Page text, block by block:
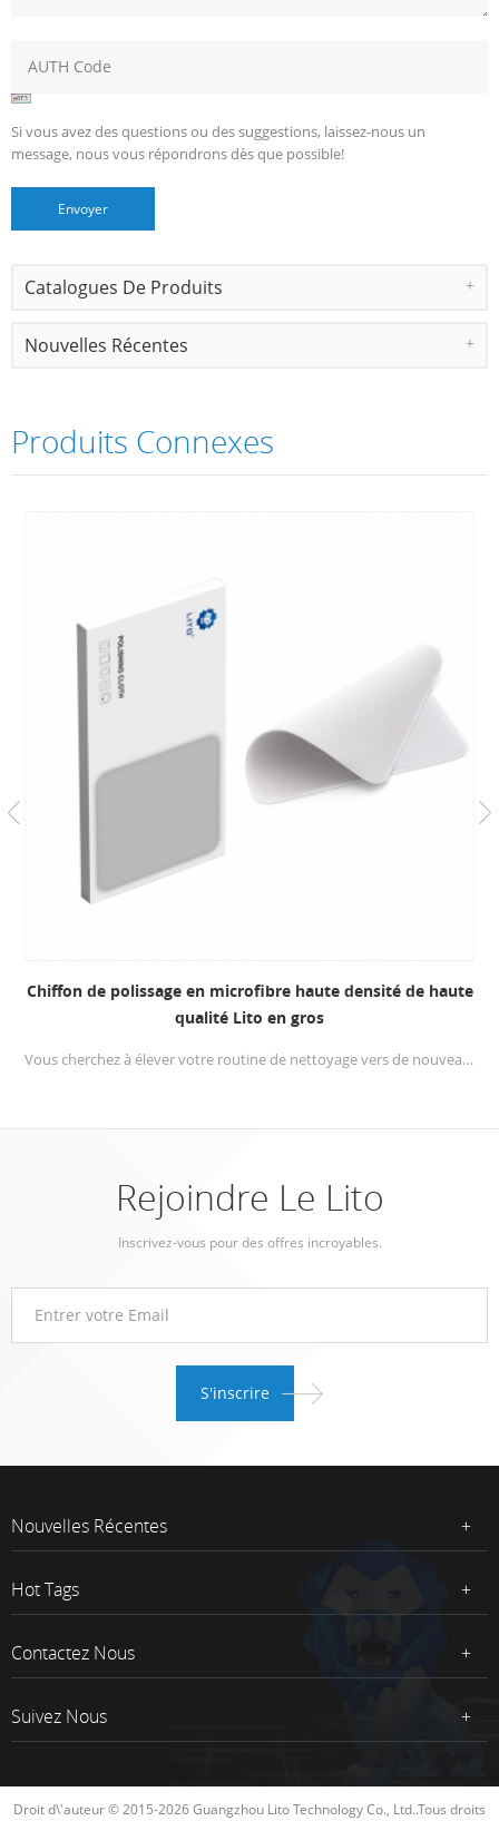
Si vous avez des questions ou des suggestions, laissez-nous un
message, nous vous répondrons dès que possible!
Catalogues De Produits
Nouvelles Récentes
Produits Connexes
Chiffon de polissage en microfibre haute densité de haute
qualité Lito en gros
Vous cherchez à élever votre routine de nettoyage vers de nouveaux sommets ? Ne cherchez pas plus loin que le chiffon de polissage Lito, méticuleusement conçu pour offrir une expérience de polissage inégalée.
Rejoindre Le Lito
Inscrivez-vous pour des offres incroyables.
Nouvelles Récentes
Hot Tags
Contactez Nous
Suivez Nous
Droit d\'auteur © 2015-2026 Guangzhou Lito Technology Co., Ltd..Tous droits